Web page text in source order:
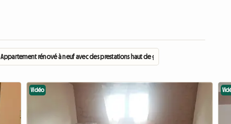
Appartement rénové à neuf avec des prestations haut de gamme
Vidéo